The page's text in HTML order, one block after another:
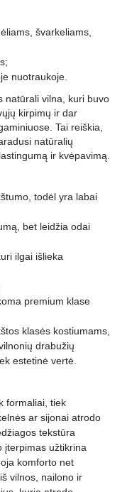
švarkeliams,
nuotraukoje.
natūrali vilna, kuri buvo
kirpimų ir dar
Tai reiškia,
natūralių
ir kvėpavimą.
todėl yra labai
bet leidžia odai
ilgai išlieka
premium klase
klasės kostiumams,
drabužių
estetinė vertė.
formaliai, tiek
ar sijonai atrodo
tekstūra
įterpimas užtikrina
komforto net
vilnos, nailono ir